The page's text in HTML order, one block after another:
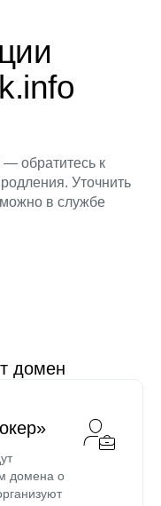
— обратитесь к
Уточнить
в службе
домен
домена о